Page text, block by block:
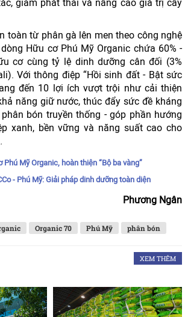
giảm phát thải và nâng cao giá trị cây
toàn từ phân gà lên men theo công nghệ
Hữu cơ Phú Mỹ Organic chứa 60% -
cơ cùng tỷ lệ dinh dưỡng cân đối (3%
Với thông điệp “Hồi sinh đất - Bật sức
đến 10 lợi ích vượt trội như cải thiện
năng giữ nước, thúc đẩy sức đề kháng
bón truyền thống - góp phần hướng
xanh, bền vững và năng suất cao cho
Phú Mỹ Organic, hoàn thiện “Bộ ba vàng”
- Phú Mỹ: Giải pháp dinh dưỡng toàn diện
Phương Ngân
Organic 70 Phú Mỹ phân bón
XEM THÊM